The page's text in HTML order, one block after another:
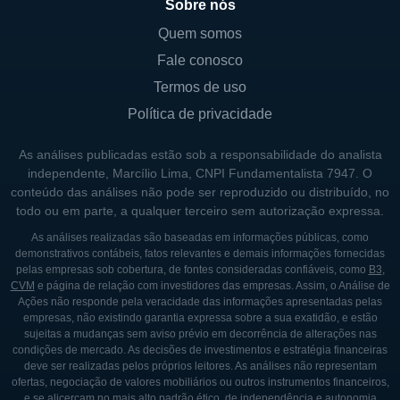
Apesar disso, muito se discute sobre a
possibilidade de crescimento deste setor no
Brasil. Mesmo com a existência de empresas
serviços oferecidos, o setor de tecnologia
listado na bolsa de valores brasileira, a B3,
ainda é considerado pequeno em
comparação às empresas listadas em bolsas
de valores internacionais. No mercado dos
EUA, por exemplo, existe uma grande
variedade de empresas de tecnologia na
bolsa de valores.
Além disso, o reflexo sobre o crescimento
deste setor na bolsa de valores brasileira é
Sobre nós
Quem somos
Fale conosco
Termos de uso
Política de privacidade
As análises publicadas estão sob a responsabilidade do analista
independente, Marcílio Lima, CNPI Fundamentalista 7947. O
conteúdo das análises não pode ser reproduzido ou distribuído, no
todo ou em parte, a qualquer terceiro sem autorização expressa.
As análises realizadas são baseadas em informações públicas, como
demonstrativos contábeis, fatos relevantes e demais informações fornecidas
pelas empresas sob cobertura, de fontes consideradas confiáveis, como B3,
CVM e página de relação com investidores das empresas. Assim, o Análise de
Ações não responde pela veracidade das informações apresentadas pelas
empresas, não existindo garantia expressa sobre a sua exatidão, e estão
sujeitas a mudanças sem aviso prévio em decorrência de alterações nas
condições de mercado. As decisões de investimentos e estratégia financeiras
deve ser realizadas pelos próprios leitores. As análises não representam
ofertas, negociação de valores mobiliários ou outros instrumentos financeiros,